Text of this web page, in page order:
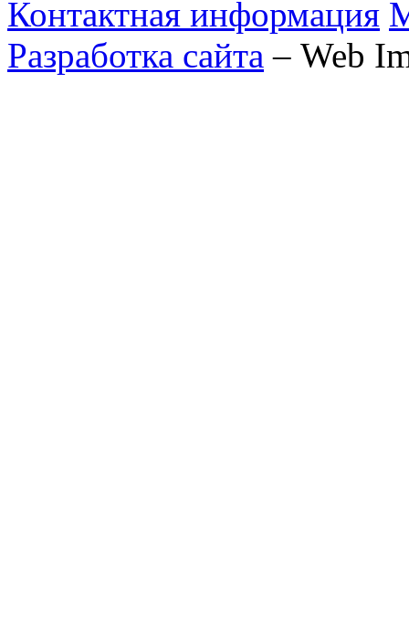
Контактная информация
Разработка сайта – Web